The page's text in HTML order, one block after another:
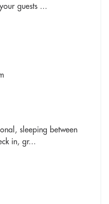
guests ...
sleeping between
in, gr...